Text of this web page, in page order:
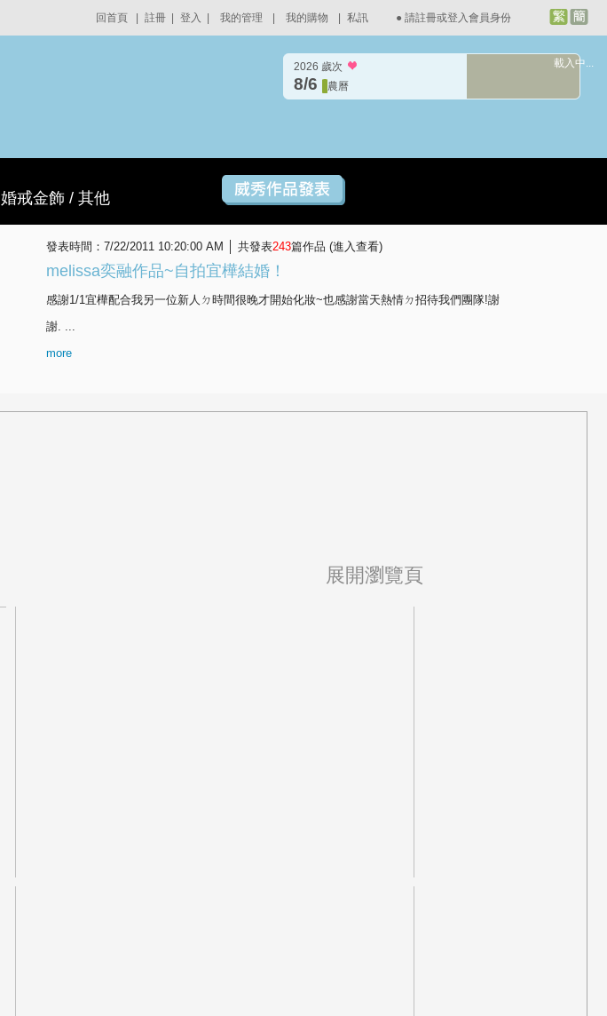
回首頁 註冊 登入 我的管理 我的購物 私訊 ● 請註冊或登入會員身份
2026 歲次
8/6 農曆
載入中...
婚戒金飾 / 其他
發表時間：7/22/2011 10:20:00 AM │ 共發表243篇作品 (進入查看)
melissa奕融作品~自拍宜樺結婚！
感謝1/1宜樺配合我另一位新人ㄉ時間很晚才開始化妝~也感謝當天熱情ㄉ招待我們團隊!謝
謝. ...
more
展開瀏覽頁